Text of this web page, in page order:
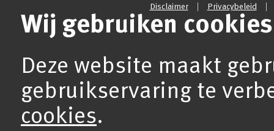
Disclaimer Privacybeleid
Wij gebruiken cookies
Deze website maakt
gebruikservaring te
cookies.